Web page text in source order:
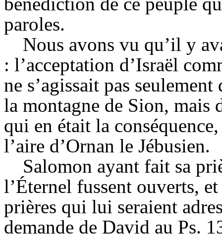
paroles.
Nous avons vu qu’il y
: l’acceptation d’Israël
ne s’agissait pas
la montagne de Sion, mais
qui en était la
l’aire d’Ornan le Jébusien.
Salomon ayant fait sa
l’Éternel fussent ouverts,
prières qui lui seraient
demande de David au Ps.